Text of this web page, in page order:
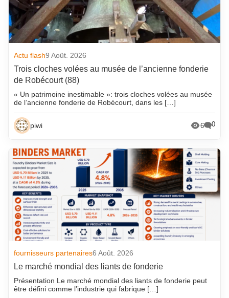
Actu flash9 Août. 2026
Trois cloches volées au musée de l’ancienne fonderie
de Robécourt (88)
« Un patrimoine inestimable »: trois cloches volées au musée
de l’ancienne fonderie de Robécourt, dans les […]
piwi 6 0
fournisseurs partenaires6 Août. 2026
Le marché mondial des liants de fonderie
Présentation Le marché mondial des liants de fonderie peut
être défini comme l’industrie qui fabrique […]